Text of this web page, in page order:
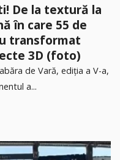
De la textură la
în care 55 de
transformat
3D (foto)
de Vară, ediția a V-a,
a...